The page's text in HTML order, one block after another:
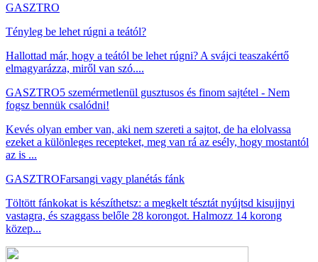
GASZTRO
Tényleg be lehet rúgni a teától?
Hallottad már, hogy a teától be lehet rúgni? A svájci teaszakértő
elmagyarázza, miről van szó....
GASZTRO5 szemérmetlenül gusztusos és finom sajtétel - Nem
fogsz bennük csalódni!
Kevés olyan ember van, aki nem szereti a sajtot, de ha elolvassa
ezeket a különleges recepteket, meg van rá az esély, hogy mostantól
az is ...
GASZTROFarsangi vagy planétás fánk
Töltött fánkokat is készíthetsz: a megkelt tésztát nyújtsd kisujjnyi
vastagra, és szaggass belőle 28 korongot. Halmozz 14 korong
közep...